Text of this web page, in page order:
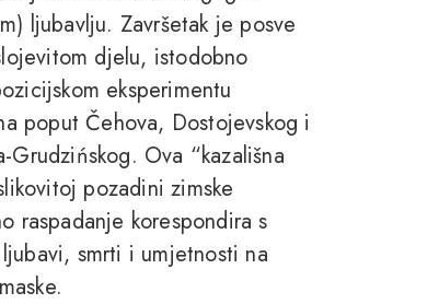
ljubavlju. Završetak je posve
djelu, istodobno
eksperimentu
poput Čehova, Dostojevskog i
Ova “kazališna
pozadini zimske
raspadanje korespondira s
smrti i umjetnosti na